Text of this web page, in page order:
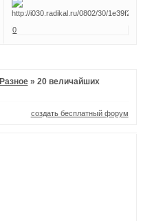
0
Разное » 20 величайших
создать бесплатный форум